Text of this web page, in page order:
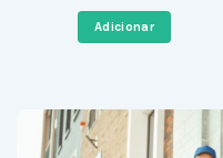
era:
442,00 €.
Adicionar